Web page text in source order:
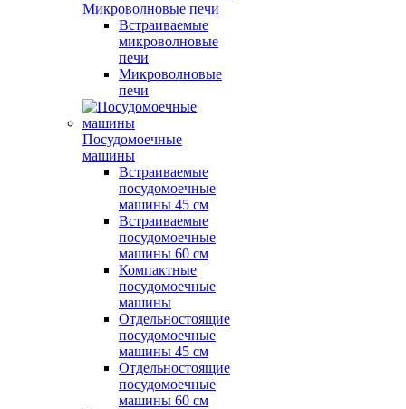
Микроволновые печи
Встраиваемые
микроволновые
печи
Микроволновые
печи
Посудомоечные
машины
Встраиваемые
посудомоечные
машины 45 см
Встраиваемые
посудомоечные
машины 60 см
Компактные
посудомоечные
машины
Отдельностоящие
посудомоечные
машины 45 см
Отдельностоящие
посудомоечные
машины 60 см